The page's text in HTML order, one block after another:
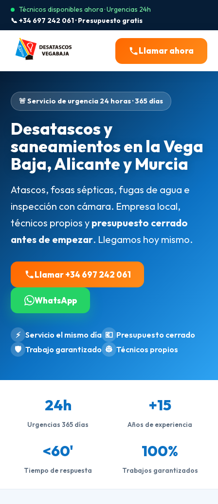
Técnicos disponibles ahora · Urgencias 24h
📞 +34 697 242 061 · Presupuesto gratis
Llamar ahora
🚨 Servicio de urgencia 24 horas · 365 días
Desatascos y
saneamientos en la Vega
Baja, Alicante y Murcia
Atascos, fosas sépticas, fugas de agua e
inspección con cámara. Empresa local,
técnicos propios y presupuesto cerrado
antes de empezar. Llegamos hoy mismo.
Llamar +34 697 242 061
WhatsApp
⚡ Servicio el mismo día 💶 Presupuesto cerrado
🛡️ Trabajo garantizado 👷 Técnicos propios
24h
Urgencias 365 días
+15
Años de experiencia
<60'
Tiempo de respuesta
100%
Trabajos garantizados